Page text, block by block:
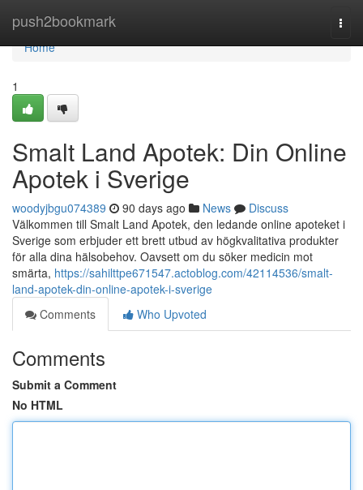
push2bookmark
Home
Home
1
Smalt Land Apotek: Din Online
Apotek i Sverige
woodyjbgu074389 90 days ago News
Discuss
Välkommen till Smalt Land Apotek, den ledande online apoteket i
Sverige som erbjuder ett brett utbud av högkvalitativa produkter
för alla dina hälsobehov. Oavsett om du söker medicin mot
smärta, https://sahilttpe671547.actoblog.com/42114536/smalt-
land-apotek-din-online-apotek-i-sverige
Comments
Who Upvoted
Comments
Submit a Comment
No HTML